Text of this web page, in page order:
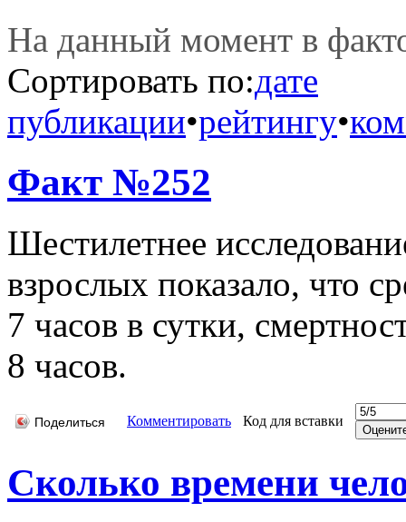
На данный момент в
Сортировать по:дате
публикации•рейтингу•
Факт №252
Шестилетнее
взрослых показало, что
7 часов в сутки,
8 часов.
Поделиться Комментировать Код для вставки
Сколько времени